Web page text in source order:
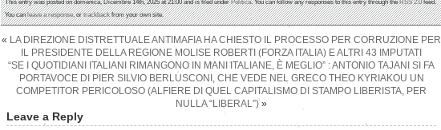
You canleave a response, ortrackbackfrom your own site.
« LA DIREZIONE DISTRETTUALE ANTIMAFIA HA CHIESTO IL PROCESSO PER CORRUZIONE PER
IL PRESIDENTE DELLA REGIONE MOLISE ROBERTI (FORZA ITALIA) E ALTRI 43 IMPUTATI
“SE I QUOTIDIANI ITALIANI RIMANGONO IN MANI ITALIANE, È MEGLIO” : ANTONIO TAJANI SI FA
PORTAVOCE DI PIER SILVIO BERLUSCONI, CHE VEDE NEL GRECO THEO KYRIAKOU UN
COMPETITOR PERICOLOSO (ALFIERE DI QUEL CAPITALISMO DI STAMPO LIBERISTA, PER
NULLA “LIBERAL”)»
Leave a Reply